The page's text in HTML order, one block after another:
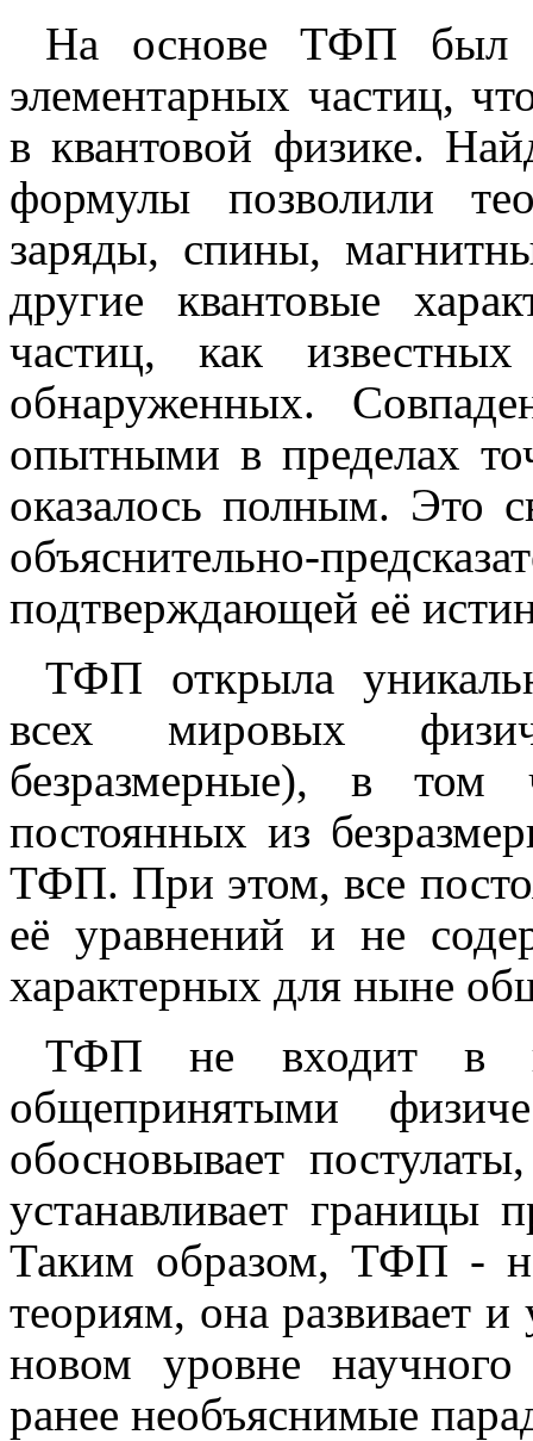
На основе ТФП был
элементарных частиц,
в квантовой физике.
формулы позволили
заряды, спины,
другие квантовые
частиц, как
обнаруженных.
опытными в пределах
оказалось полным. Это
объяснительно-
подтверждающей её
ТФП открыла
всех мировых
безразмерные), в том
постоянных из
ТФП. При этом, все
её уравнений и не
характерных для ныне
ТФП не входит в
общепринятыми
обосновывает
устанавливает границы
Таким образом, ТФП -
теориям, она развивает и
новом уровне
ранее необъяснимые